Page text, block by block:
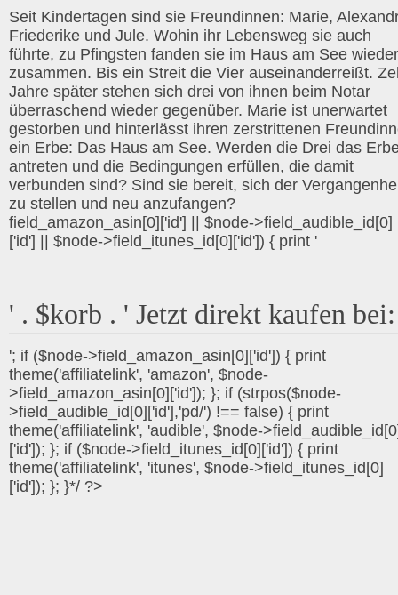
Seit Kindertagen sind sie Freundinnen: Marie,
Friederike und Jule. Wohin ihr Lebensweg sie auch
führte, zu Pfingsten fanden sie im Haus am See wieder
zusammen. Bis ein Streit die Vier auseinanderreißt.
Jahre später stehen sich drei von ihnen beim Notar
überraschend wieder gegenüber. Marie ist unerwartet
gestorben und hinterlässt ihren zerstrittenen
ein Erbe: Das Haus am See. Werden die Drei das
antreten und die Bedingungen erfüllen, die damit
verbunden sind? Sind sie bereit, sich der
zu stellen und neu anzufangen?
field_amazon_asin[0]['id'] || $node->field_audible_id[0]
['id'] || $node->field_itunes_id[0]['id']) { print '
' . $korb . ' Jetzt direkt kaufen bei:
'; if ($node->field_amazon_asin[0]['id']) { print
theme('affiliatelink', 'amazon', $node-
>field_amazon_asin[0]['id']); }; if (strpos($node-
>field_audible_id[0]['id'],'pd/') !== false) { print
theme('affiliatelink', 'audible', $node-
['id']); }; if ($node->field_itunes_id[0]['id']) { print
theme('affiliatelink', 'itunes', $node->field_itunes_id[0]
['id']); }; }*/ ?>